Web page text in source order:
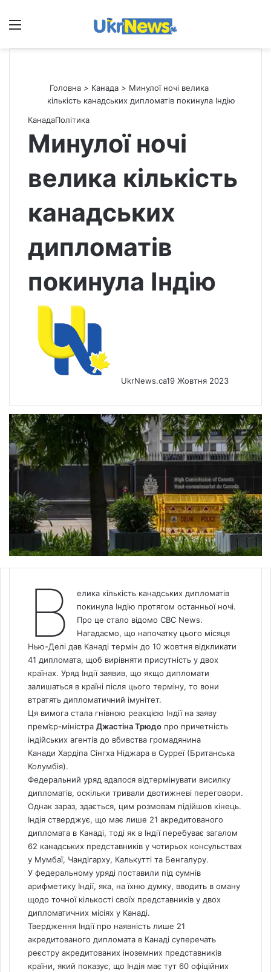
Меню
Головна > Канада > Минулої ночі велика
кількість канадських дипломатів покинула Індію
КанадаПолітика
Минулої ночі
велика кількість
канадських
дипломатів
покинула Індію
UkrNews.ca19 Жовтня 2023
В
елика кількість канадських дипломатів
покинула Індію протягом останньої ночі.
Про це стало відомо CBC News.
Нагадаємо, що напочатку цього місяця
Нью-Делі дав Канаді термін до 10 жовтня відкликати
41 дипломата, щоб вирівняти присутність у двох
країнах. Уряд Індії заявив, що якщо дипломати
залишаться в країні після цього терміну, то вони
втратять дипломатичний імунітет.
Ця вимога стала гнівною реакцією Індії на заяву
прем’єр-міністра Джастіна Трюдо про причетність
індійських агентів до вбивства громадянина
Канади Хардіпа Сінгха Ніджара в Сурреї (Британська
Колумбія).
Федеральний уряд вдалося відтермінувати висилку
дипломатів, оскільки тривали двотижневі переговори.
Однак зараз, здається, цим розмовам підійшов кінець.
Індія стверджує, що має лише 21 акредитованого
дипломата в Канаді, тоді як в Індії перебуває загалом
62 канадських представників у чотирьох консульствах
у Мумбаї, Чандігарху, Калькутті та Бенгалуру.
У федеральному уряді поставили під сумнів
арифметику Індії, яка, на їхню думку, вводить в оману
щодо точної кількості своїх представників у двох
дипломатичних місіях у Канаді.
Твердження Індії про наявність лише 21
акредитованого дипломата в Канаді суперечать
реєстру акредитованих іноземних представників
країни, який показує, що Індія має тут 60 офіційних